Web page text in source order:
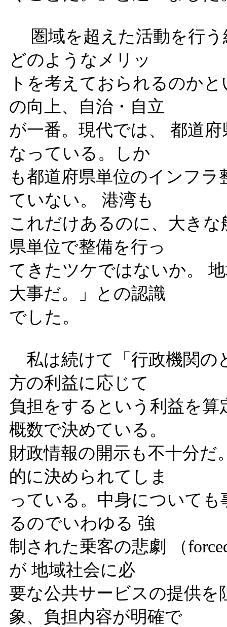
圏域を超えた活動を行う
どのようなメリッ
トを考えておられるのか
の向上、自治・自立
が一番。現代では、 都道
なっている。しか
も都道府県単位のインフ
ていない。 港湾も
これだけあるのに、大き
県単位で整備を行っ
てきたツケではないか。
大事だ。」との認識
でした。
私は続けて「行政機関の
方の利益に応じて
負担をするという利益を
概数で決めている。
財政情報の開示も不十分だ
的に決められてしま
っている。中身について
るのでいわゆる 強
制された乗客の悲劇 （
が 地域社会に必
要な公共サービスの提供
象、負担内容が明確で